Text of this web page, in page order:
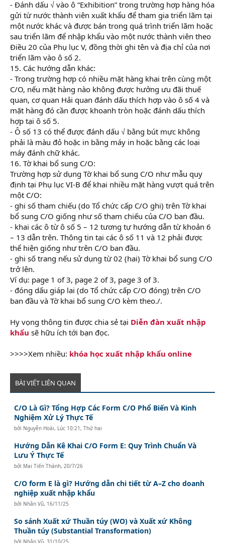
- Đánh dấu √ vào ô “Exhibition” trong trường hợp hàng hóa
gửi từ nước thành viên xuất khẩu để tham gia triển lãm tại
một nước khác và được bán trong quá trình triển lãm hoặc
sau triển lãm để nhập khẩu vào một nước thành viên theo
Điều 20 của Phụ lục V, đồng thời ghi tên và địa chỉ của nơi
triển lãm vào ô số 2.
15. Các hướng dẫn khác:
- Trong trường hợp có nhiều mặt hàng khai trên cùng một
C/O, nếu mặt hàng nào không được hưởng ưu đãi thuế
quan, cơ quan Hải quan đánh dấu thích hợp vào ô số 4 và
mặt hàng đó cần được khoanh tròn hoặc đánh dấu thích
hợp tại ô số 5.
- Ô số 13 có thể được đánh dấu √ bằng bút mực không
phải là màu đỏ hoặc in bằng máy in hoặc bằng các loại
máy đánh chữ khác.
16. Tờ khai bổ sung C/O:
Trường hợp sử dụng Tờ khai bổ sung C/O như mẫu quy
định tại Phụ lục VI-B để khai nhiều mặt hàng vượt quá trên
một C/O:
- ghi số tham chiếu (do Tổ chức cấp C/O ghi) trên Tờ khai
bổ sung C/O giống như số tham chiếu của C/O ban đầu.
- khai các ô từ ô số 5 – 12 tương tự hướng dẫn từ khoản 6
– 13 dẫn trên. Thông tin tại các ô số 11 và 12 phải được
thể hiện giống như trên C/O ban đầu.
- ghi số trang nếu sử dụng từ 02 (hai) Tờ khai bổ sung C/O
trở lên.
Ví dụ: page 1 of 3, page 2 of 3, page 3 of 3.
- đóng dấu giáp lai (do Tổ chức cấp C/O đóng) trên C/O
ban đầu và Tờ khai bổ sung C/O kèm theo./.
Hy vọng thông tin được chia sẻ tại Diễn đàn xuất nhập
khẩu sẽ hữu ích tới bạn đọc.
>>>>Xem nhiều: khóa học xuất nhập khẩu online
BÀI VIẾT LIÊN QUAN
C/O Là Gì? Tổng Hợp Các Form C/O Phổ Biến Và Kinh
Nghiệm Xử Lý Thực Tế
bởi Nguyễn Hoài, Lúc 10:21, Thứ hai
Hướng Dẫn Kê Khai C/O Form E: Quy Trình Chuẩn Và
Lưu Ý Thực Tế
bởi Mai Tiến Thành, 20/7/26
C/O form E là gì? Hướng dẫn chi tiết từ A–Z cho doanh
nghiệp xuất nhập khẩu
bởi Nhân Vũ, 16/11/25
So sánh Xuất xứ Thuần túy (WO) và Xuất xứ Không
Thuần túy (Substantial Transformation)
bởi Nhân Vũ,31/10/25